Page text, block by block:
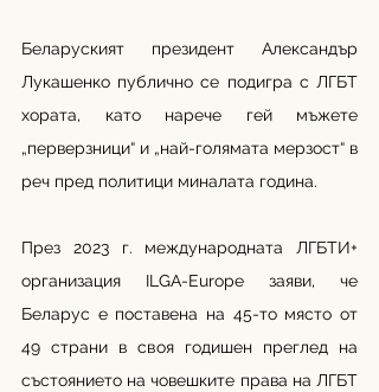
Беларуският президент Александър
Лукашенко публично се подигра с ЛГБТ
хората, като нарече гей мъжете
„перверзници“ и „най-голямата мерзост“ в
реч пред политици миналата година.
През 2023 г. международната ЛГБТИ+
организация ILGA-Europe заяви, че
Беларус е поставена на 45-то място от
49 страни в своя годишен преглед на
състоянието на човешките права на ЛГБТ